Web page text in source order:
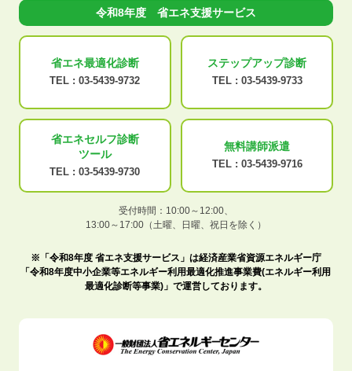
令和8年度 省エネ支援サービス
省エネ最適化診断
TEL : 03-5439-9732
ステップアップ診断
TEL : 03-5439-9733
省エネセルフ診断
ツール
TEL : 03-5439-9730
無料講師派遣
TEL : 03-5439-9716
受付時間：10:00～12:00、
13:00～17:00（土曜、日曜、祝日を除く）
※「令和8年度 省エネ支援サービス」は経済産業省資源エネルギー庁
「令和8年度中小企業等エネルギー利用最適化推進事業費(エネルギー利用
最適化診断等事業)」で運営しております。